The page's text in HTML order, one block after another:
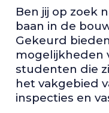
Ben jij op zoek
baan in de
Gekeurd
mogelijkheden
studenten die
het vakgebied
inspecties en